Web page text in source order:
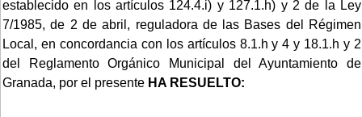
establecido en los artículos 124.4.i) y 127.1.h) y 2 de la Ley
7/1985, de 2 de abril, reguladora de las Bases del Régimen
Local, en concordancia con los artículos 8.1.h y 4 y 18.1.h y 2
del Reglamento Orgánico Municipal del Ayuntamiento de
Granada, por el presente HA RESUELTO: